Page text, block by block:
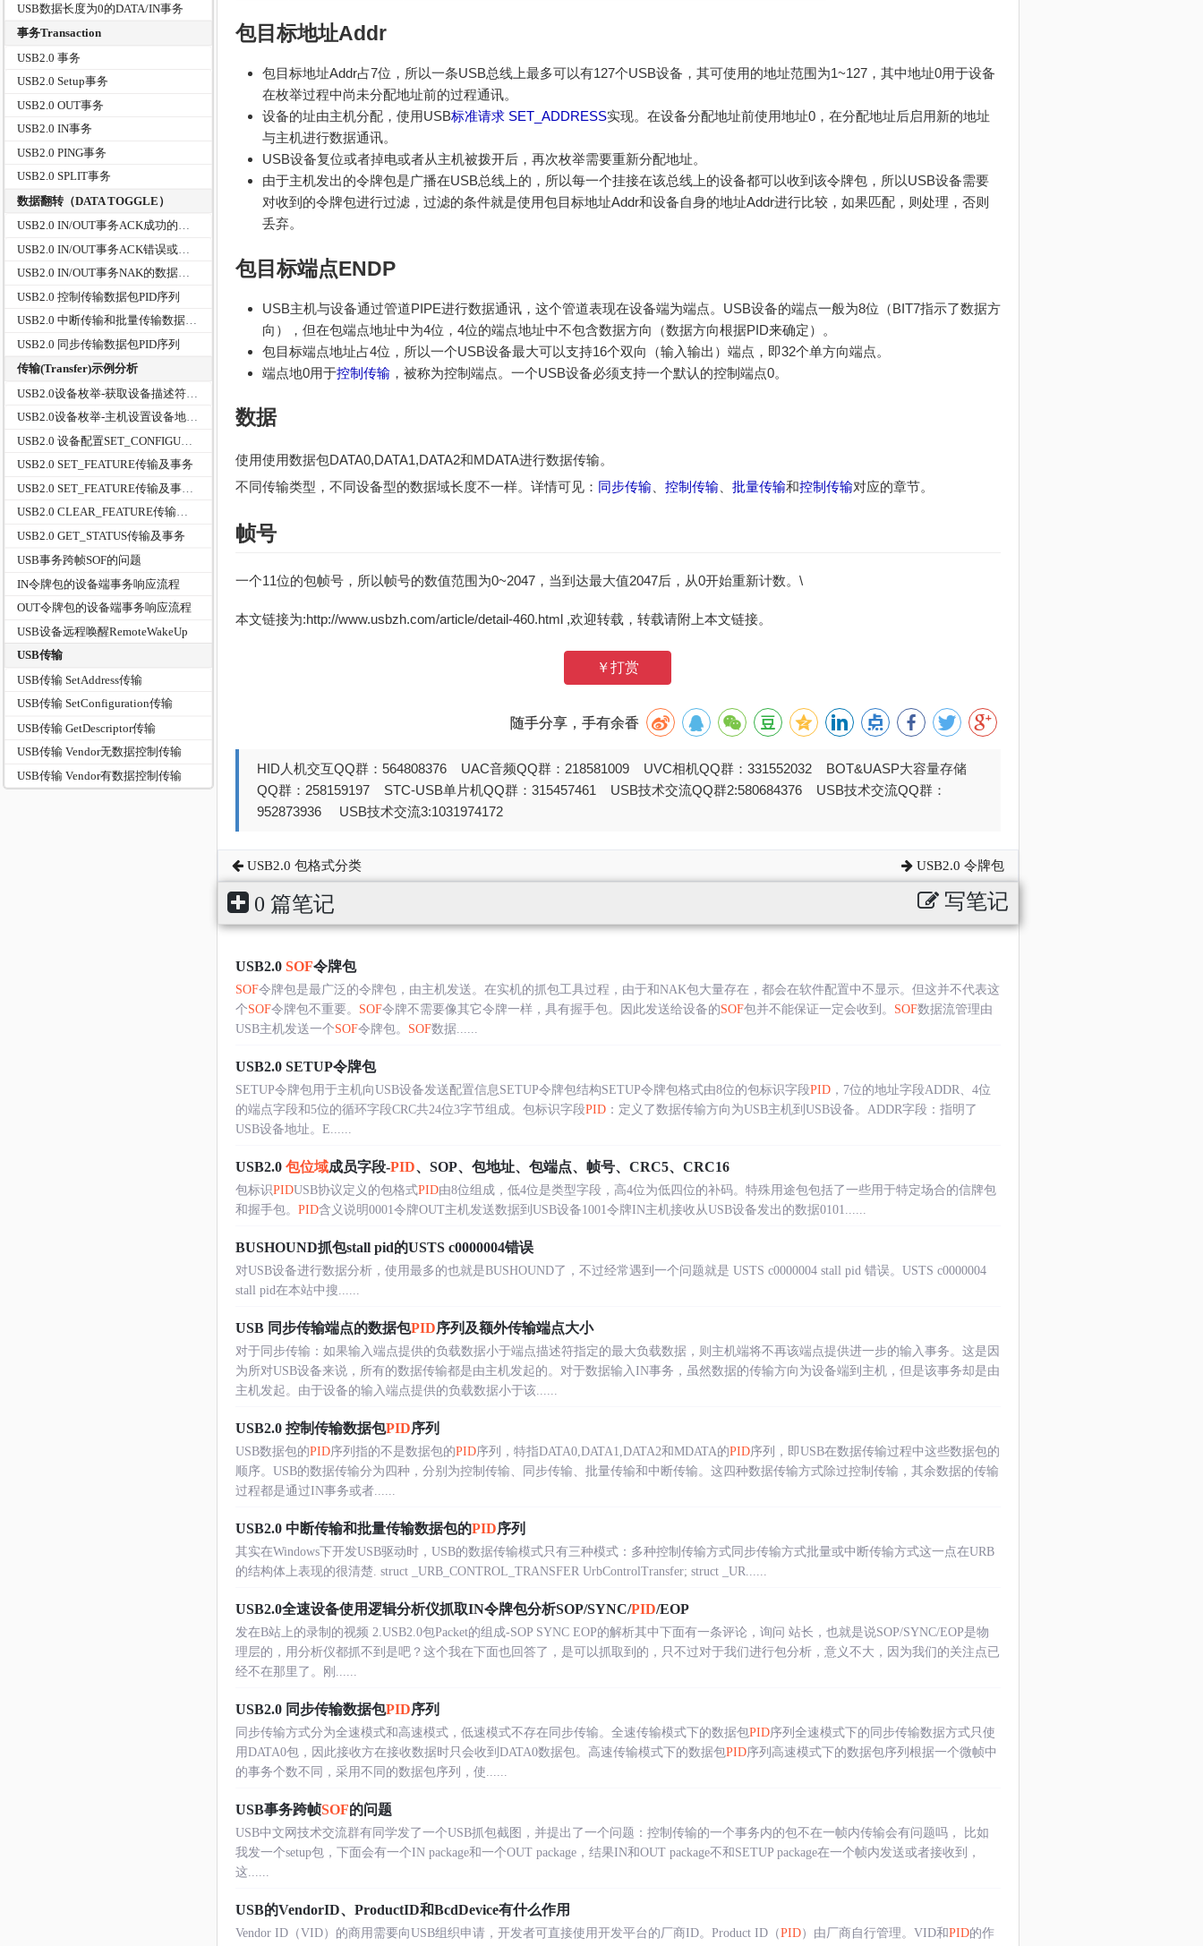
USB数据长度为0的DATA/IN事务
事务Transaction
USB2.0 事务
USB2.0 Setup事务
USB2.0 OUT事务
USB2.0 IN事务
USB2.0 PING事务
USB2.0 SPLIT事务
数据翻转（DATA TOGGLE）
USB2.0 IN/OUT事务ACK成功的数据翻转(DATA TOGGLE)
USB2.0 IN/OUT事务NAK的数据翻转(DATA TOGGLE)
USB2.0 控制传输数据包PID序列
USB2.0 中断传输和批量传输数据包的PID序列
USB2.0 同步传输数据包PID序列
传输(Transfer)示例分析
USB2.0设备枚举-主机设置设备地址事务
USB2.0 SET_FEATURE传输及事务
USB2.0 CLEAR_FEATURE传输及事务
USB2.0 GET_STATUS传输及事务
USB事务跨帧SOF的问题
IN令牌包的设备端事务响应流程
OUT令牌包的设备端事务响应流程
USB设备远程唤醒RemoteWakeUp
USB传输
USB传输 SetAddress传输
USB传输 SetConfiguration传输
USB传输 GetDescriptor传输
USB传输 Vendor无数据控制传输
USB传输 Vendor有数据控制传输
包目标地址Addr
包目标地址Addr占7位，所以一条USB总线上最多可以有127个USB设备，其可使用的地址范围为1~127，其中地址0用于设备
在枚举过程中尚未分配地址前的过程通讯。
设备的址由主机分配，使用USB标准请求 SET_ADDRESS实现。在设备分配地址前使用地址0，在分配地址后启用新的地址
与主机进行数据通讯。
USB设备复位或者掉电或者从主机被拨开后，再次枚举需要重新分配地址。
由于主机发出的令牌包是广播在USB总线上的，所以每一个挂接在该总线上的设备都可以收到该令牌包，所以USB设备需要
对收到的令牌包进行过滤，过滤的条件就是使用包目标地址Addr和设备自身的地址Addr进行比较，如果匹配，则处理，否则
丢弃。
包目标端点ENDP
USB主机与设备通过管道PIPE进行数据通讯，这个管道表现在设备端为端点。USB设备的端点一般为8位（BIT7指示了数据方
向），但在包端点地址中为4位，4位的端点地址中不包含数据方向（数据方向根据PID来确定）。
包目标端点地址占4位，所以一个USB设备最大可以支持16个双向（输入输出）端点，即32个单方向端点。
端点地0用于控制传输，被称为控制端点。一个USB设备必须支持一个默认的控制端点0。
数据
使用使用数据包DATA0,DATA1,DATA2和MDATA进行数据传输。
不同传输类型，不同设备型的数据域长度不一样。详情可见： 同步传输、 控制传输、 批量传输和控制传输对应的章节。
帧号
一个11位的包帧号，所以帧号的数值范围为0~2047，当到达最大值2047后，从0开始重新计数。\
本文链接为:http://www.usbzh.com/article/detail-460.html ,欢迎转载，转载请附上本文链接。
￥打赏
随手分享，手有余香
HID人机交互QQ群：564808376 UAC音频QQ群：218581009 UVC相机QQ群：331552032 BOT&UASP大容量存储
QQ群：258159197 STC-USB单片机QQ群：315457461 USB技术交流QQ群2:580684376 USB技术交流QQ群：
952873936 USB技术交流3:1031974172
USB2.0 包格式分类 USB2.0 令牌包
0 篇笔记 写笔记
USB2.0 SOF令牌包
SOF令牌包是最广泛的令牌包，由主机发送。在实机的抓包工具过程，由于和NAK包大量存在，都会在软件配置中不显示。但这并不代表这
个SOF令牌包不重要。 SOF令牌不需要像其它令牌一样，具有握手包。因此发送给设备的SOF包并不能保证一定会收到。 SOF数据流管理由
USB主机发送一个SOF令牌包。 SOF数据......
USB2.0 SETUP令牌包
SETUP令牌包用于主机向USB设备发送配置信息SETUP令牌包结构SETUP令牌包格式由8位的包标识字段PID，7位的地址字段ADDR、4位
的端点字段和5位的循环字段CRC共24位3字节组成。包标识字段PID：定义了数据传输方向为USB主机到USB设备。ADDR字段：指明了
USB设备地址。E......
USB2.0 包位域成员字段-PID、SOP、包地址、包端点、帧号、CRC5、CRC16
包标识PIDUSB协议定义的包格式PID由8位组成，低4位是类型字段，高4位为低四位的补码。特殊用途包包括了一些用于特定场合的信牌包
和握手包。 PID含义说明0001令牌OUT主机发送数据到USB设备1001令牌IN主机接收从USB设备发出的数据0101......
BUSHOUND抓包stall pid的USTS c0000004错误
对USB设备进行数据分析，使用最多的也就是BUSHOUND了，不过经常遇到一个问题就是 USTS c0000004 stall pid 错误。USTS c0000004
stall pid在本站中搜......
USB 同步传输端点的数据包PID序列及额外传输端点大小
对于同步传输：如果输入端点提供的负载数据小于端点描述符指定的最大负载数据，则主机端将不再该端点提供进一步的输入事务。这是因
为所对USB设备来说，所有的数据传输都是由主机发起的。对于数据输入IN事务，虽然数据的传输方向为设备端到主机，但是该事务却是由
主机发起。由于设备的输入端点提供的负载数据小于该......
USB2.0 控制传输数据包PID序列
USB数据包的PID序列指的不是数据包的PID序列，特指DATA0,DATA1,DATA2和MDATA的PID序列，即USB在数据传输过程中这些数据包的
顺序。USB的数据传输分为四种，分别为控制传输、同步传输、批量传输和中断传输。这四种数据传输方式除过控制传输，其余数据的传输
过程都是通过IN事务或者......
USB2.0 中断传输和批量传输数据包的PID序列
其实在Windows下开发USB驱动时，USB的数据传输模式只有三种模式：多种控制传输方式同步传输方式批量或中断传输方式这一点在URB
的结构体上表现的很清楚. struct _URB_CONTROL_TRANSFER UrbControlTransfer; struct _UR......
USB2.0全速设备使用逻辑分析仪抓取IN令牌包分析SOP/SYNC/PID/EOP
发在B站上的录制的视频 2.USB2.0包Packet的组成-SOP SYNC EOP的解析其中下面有一条评论，询问 站长，也就是说SOP/SYNC/EOP是物
理层的，用分析仪都抓不到是吧？这个我在下面也回答了，是可以抓取到的，只不过对于我们进行包分析，意义不大，因为我们的关注点已
经不在那里了。刚......
USB2.0 同步传输数据包PID序列
同步传输方式分为全速模式和高速模式，低速模式不存在同步传输。全速传输模式下的数据包PID序列全速模式下的同步传输数据方式只使
用DATA0包，因此接收方在接收数据时只会收到DATA0数据包。高速传输模式下的数据包PID序列高速模式下的数据包序列根据一个微帧中
的事务个数不同，采用不同的数据包序列，使......
USB事务跨帧SOF的问题
USB中文网技术交流群有同学发了一个USB抓包截图，并提出了一个问题：控制传输的一个事务内的包不在一帧内传输会有问题吗， 比如
我发一个setup包，下面会有一个IN package和一个OUT package，结果IN和OUT package不和SETUP package在一个帧内发送或者接收到，
这......
USB的VendorID、ProductID和BcdDevice有什么作用
Vendor ID（VID）的商用需要向USB组织申请，开发者可直接使用开发平台的厂商ID。Product ID（PID）由厂商自行管理。VID和PID的作